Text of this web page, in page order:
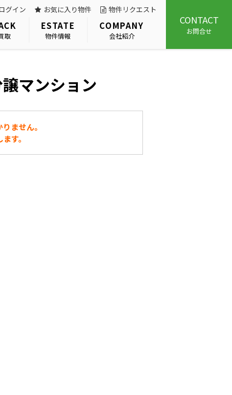
グイン お気に入り物件 物件リクエスト
取
ESTATE
物件情報
COMPANY
会社紹介
CONTACT
お問合せ
マンション
ません。
す。